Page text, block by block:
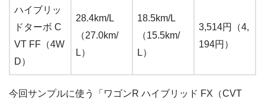
ハイブリッ
ドターボ C
VT FF（4W
D）
28.4km/L
（27.0km/
L）
18.5km/L
（15.5km/
L）
3,514円（4,
194円）
今回サンプルに使う「ワゴンR ハイブリッド FX（CVT